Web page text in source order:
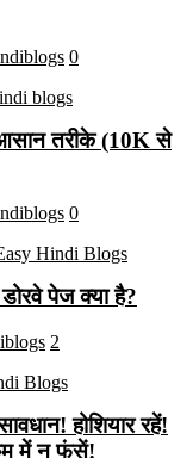
0
तरीके (10K से
0
पेज क्या है?
2
होशियार रहें!
में न फंसें!